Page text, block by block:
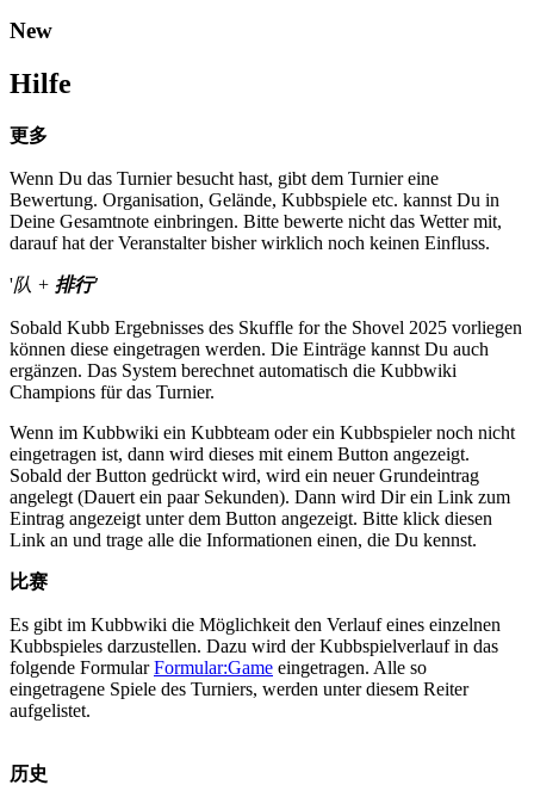
New
Hilfe
更多
Wenn Du das Turnier besucht hast, gibt dem Turnier eine
Bewertung. Organisation, Gelände, Kubbspiele etc. kannst Du in
Deine Gesamtnote einbringen. Bitte bewerte nicht das Wetter mit,
darauf hat der Veranstalter bisher wirklich noch keinen Einfluss.
'队 + 排行'
Sobald Kubb Ergebnisses des Skuffle for the Shovel 2025 vorliegen
können diese eingetragen werden. Die Einträge kannst Du auch
ergänzen. Das System berechnet automatisch die Kubbwiki
Champions für das Turnier.
Wenn im Kubbwiki ein Kubbteam oder ein Kubbspieler noch nicht
eingetragen ist, dann wird dieses mit einem Button angezeigt.
Sobald der Button gedrückt wird, wird ein neuer Grundeintrag
angelegt (Dauert ein paar Sekunden). Dann wird Dir ein Link zum
Eintrag angezeigt unter dem Button angezeigt. Bitte klick diesen
Link an und trage alle die Informationen einen, die Du kennst.
比赛
Es gibt im Kubbwiki die Möglichkeit den Verlauf eines einzelnen
Kubbspieles darzustellen. Dazu wird der Kubbspielverlauf in das
folgende FormularFormular:Game eingetragen. Alle so
eingetragene Spiele des Turniers, werden unter diesem Reiter
aufgelistet.
历史